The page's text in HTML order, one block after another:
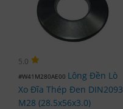
5.0
#W41M280AE00 Lông Đền Lò
Xo Đĩa Thép Đen DIN2093
M28 (28.5x56x3.0)